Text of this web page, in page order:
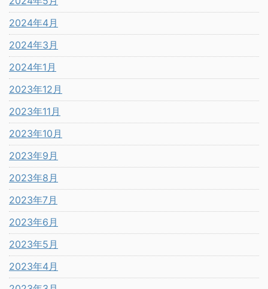
2024年4月
2024年3月
2024年1月
2023年12月
2023年11月
2023年10月
2023年9月
2023年8月
2023年7月
2023年6月
2023年5月
2023年4月